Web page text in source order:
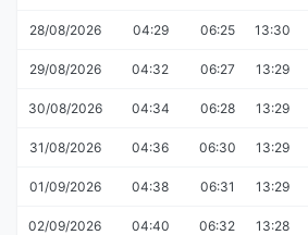
28/08/2026 04:29 06:25 13:30
29/08/2026 04:32 06:27 13:29
30/08/2026 04:34 06:28 13:29
31/08/2026 04:36 06:30 13:29
01/09/2026 04:38 06:31 13:29
02/09/2026 04:40 06:32 13:28